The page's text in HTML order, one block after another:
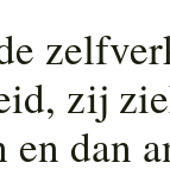
zij
dan